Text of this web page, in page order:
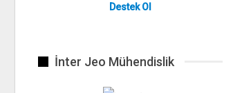
Destek Ol
İnter Jeo Mühendislik